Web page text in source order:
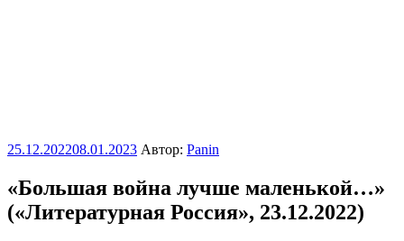
Опубликовано
25.12.202208.01.2023 Автор: Panin
«Большая война лучше маленькой…»
(«Литературная Россия», 23.12.2022)